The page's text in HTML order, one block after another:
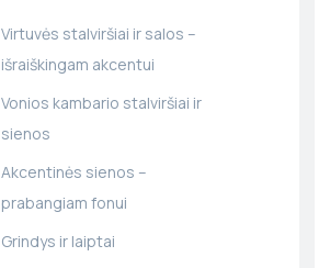
Virtuvės stalviršiai ir salos –
išraiškingam akcentui
Vonios kambario stalviršiai ir
sienos
Akcentinės sienos –
prabangiam fonui
Grindys ir laiptai